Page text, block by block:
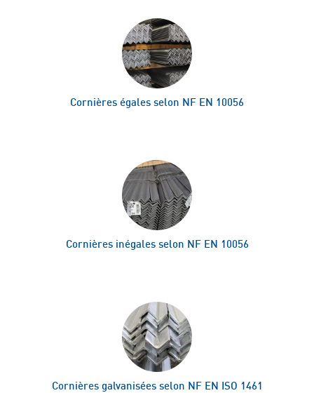
Cornières égales selon NF EN 10056
Cornières inégales selon NF EN 10056
Cornières galvanisées selon NF EN ISO 1461